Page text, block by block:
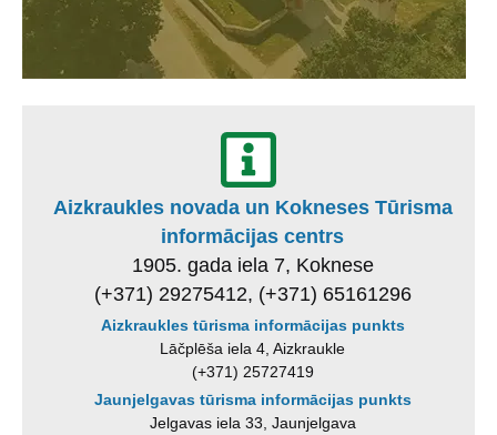
Aizkraukles novada un Kokneses Tūrisma
informācijas centrs
1905. gada iela 7, Koknese
(+371) 29275412, (+371) 65161296
Aizkraukles tūrisma informācijas punkts
Lāčplēša iela 4, Aizkraukle
(+371) 25727419
Jaunjelgavas tūrisma informācijas punkts
Jelgavas iela 33, Jaunjelgava